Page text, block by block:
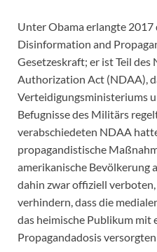
Unter Obama erlangte
Disinformation and
Gesetzeskraft; er ist Teil des
Authorization Act (NDAA),
Verteidigungsministeriums
Befugnisse des Militärs
verabschiedeten NDAA
propagandistische
amerikanische Bevölkerung
dahin zwar offiziell
verhindern, dass die
das heimische Publikum mit
Propagandadosis